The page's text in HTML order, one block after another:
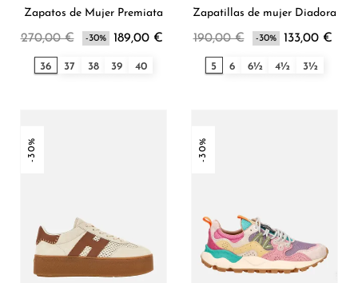
Zapatos de Mujer Premiata
270,00 € -30% 189,00 €
36 37 38 39 40
Zapatillas de mujer Diadora
190,00 € -30% 133,00 €
5 6 6½ 4½ 3½
-30% -30%